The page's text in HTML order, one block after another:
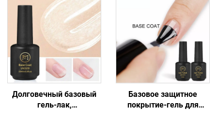
Долговечный базовый
гель-лак,
Базовое защитное
покрытие-гель для